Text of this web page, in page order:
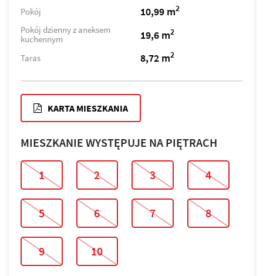
Pokój 10,99 m2
Pokój dzienny z aneksem
kuchennym
19,6 m2
Taras 8,72 m2
KARTA MIESZKANIA
MIESZKANIE WYSTĘPUJE NA PIĘTRACH
1 2 3 4
5 6 7 8
9 10